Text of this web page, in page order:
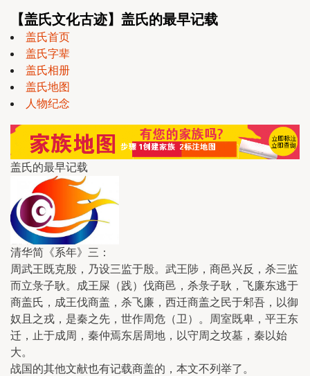
【盖氏文化古迹】盖氏的最早记载
盖氏首页
盖氏字辈
盖氏相册
盖氏地图
人物纪念
盖氏的最早记载
清华简《系年》三：
周武王既克殷，乃设三监于殷。武王陟，商邑兴反，杀三监
而立彔子耿。成王屎（践）伐商邑，杀彔子耿，飞廉东逃于
商盖氏，成王伐商盖，杀飞廉，西迁商盖之民于邾吾，以御
奴且之戎，是秦之先，世作周危（卫）。周室既卑，平王东
迁，止于成周，秦仲焉东居周地，以守周之坟墓，秦以始
大。
战国的其他文献也有记载商盖的，本文不列举了。